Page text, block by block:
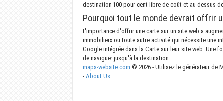
destination 100 pour cent libre de coût et au-dessus
Pourquoi tout le monde devrait offrir
L'importance d'offrir une carte sur un site web a
immobiliers ou toute autre activité qui nécessite une
Google intégrée dans la Carte sur leur site web. Une
de naviguer jusqu'à la destination.
maps-website.com © 2026 - Utilisez le générateur de
- About Us